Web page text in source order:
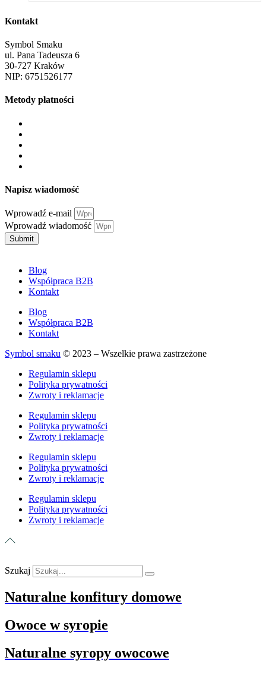
Kontakt
Symbol Smaku
ul. Pana Tadeusza 6
30-727 Kraków
NIP: 6751526177
Metody płatności
Napisz wiadomość
Wprowadź e-mail
Wprowadź wiadomość
Submit
Blog
Współpraca B2B
Kontakt
Blog
Współpraca B2B
Kontakt
Symbol smaku © 2023 – Wszelkie prawa zastrzeżone
Regulamin sklepu
Polityka prywatności
Zwroty i reklamacje
Regulamin sklepu
Polityka prywatności
Zwroty i reklamacje
Regulamin sklepu
Polityka prywatności
Zwroty i reklamacje
Regulamin sklepu
Polityka prywatności
Zwroty i reklamacje
Szukaj
Naturalne konfitury domowe
Owoce w syropie
Naturalne syropy owocowe